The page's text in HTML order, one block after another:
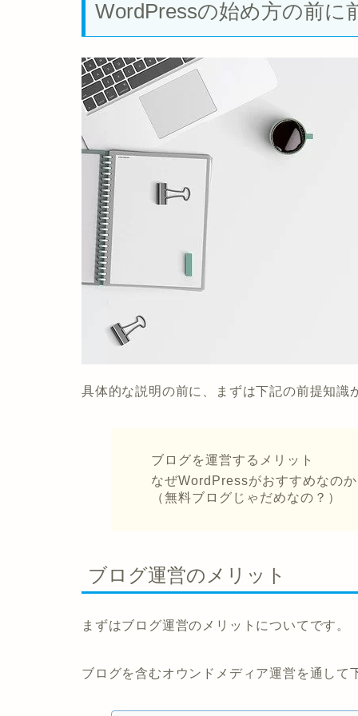
WordPressの始め方の前に
具体的な説明の前に、まずは下記の前提知識
ブログを運営するメリット
なぜWordPressがおすすめなの
（無料ブログじゃだめなの？）
ブログ運営のメリット
まずはブログ運営のメリットについてです。
ブログを含むオウンドメディア運営を通して